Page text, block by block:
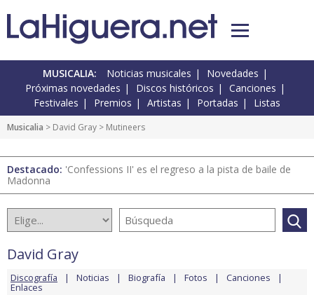
MUSICALIA: Noticias musicales
Novedades
Próximas novedades
Discos históricos
Canciones
Festivales
Premios Artistas Portadas Listas
Musicalia > David Gray > Mutineers
Destacado: 'Confessions II' es el regreso a la pista de baile de
Madonna
David Gray
Discografía Noticias Biografía Fotos Canciones
Enlaces